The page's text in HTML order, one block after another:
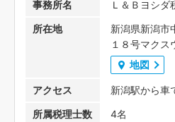
事務所名
Ｌ＆Ｂヨシダ
所在地
新潟県新潟市
１８号マクス
地図
アクセス
新潟駅から車
所属税理士数
4名